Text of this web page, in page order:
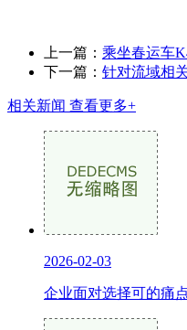
上一篇： 乘坐春运车
下一篇： 针对流域相
相关新闻 查看更多+
2026-02-03
企业面对选择可的痛